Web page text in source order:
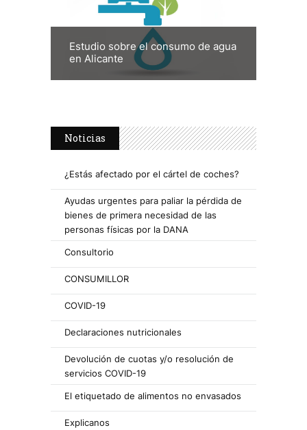
Estudio sobre el consumo de agua
en Alicante
Noticias
¿Estás afectado por el cártel de coches?
Ayudas urgentes para paliar la pérdida de
bienes de primera necesidad de las
personas físicas por la DANA
Consultorio
CONSUMILLOR
COVID-19
Declaraciones nutricionales
Devolución de cuotas y/o resolución de
servicios COVID-19
El etiquetado de alimentos no envasados
Explicanos